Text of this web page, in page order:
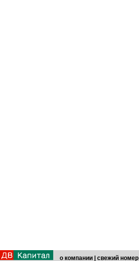
о компании свежий номер